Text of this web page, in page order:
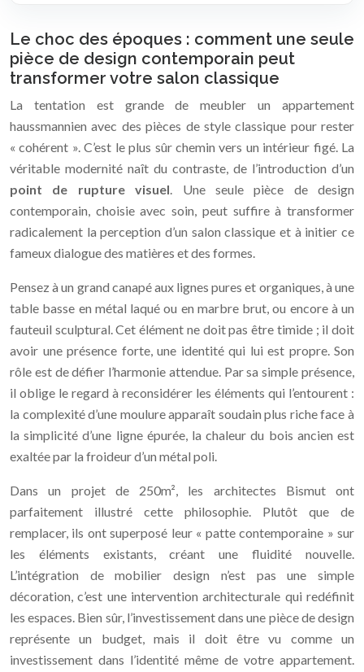
Le choc des époques : comment une seule
pièce de design contemporain peut
transformer votre salon classique
La tentation est grande de meubler un appartement
haussmannien avec des pièces de style classique pour rester
« cohérent ». C’est le plus sûr chemin vers un intérieur figé. La
véritable modernité naît du contraste, de l’introduction d’un
point de rupture visuel. Une seule pièce de design
contemporain, choisie avec soin, peut suffire à transformer
radicalement la perception d’un salon classique et à initier ce
fameux dialogue des matières et des formes.
Pensez à un grand canapé aux lignes pures et organiques, à une
table basse en métal laqué ou en marbre brut, ou encore à un
fauteuil sculptural. Cet élément ne doit pas être timide ; il doit
avoir une présence forte, une identité qui lui est propre. Son
rôle est de défier l’harmonie attendue. Par sa simple présence,
il oblige le regard à reconsidérer les éléments qui l’entourent :
la complexité d’une moulure apparaît soudain plus riche face à
la simplicité d’une ligne épurée, la chaleur du bois ancien est
exaltée par la froideur d’un métal poli.
Dans un projet de 250m², les architectes Bismut ont
parfaitement illustré cette philosophie. Plutôt que de
remplacer, ils ont superposé leur « patte contemporaine » sur
les éléments existants, créant une fluidité nouvelle.
L’intégration de mobilier design n’est pas une simple
décoration, c’est une intervention architecturale qui redéfinit
les espaces. Bien sûr, l’investissement dans une pièce de design
représente un budget, mais il doit être vu comme un
investissement dans l’identité même de votre appartement.